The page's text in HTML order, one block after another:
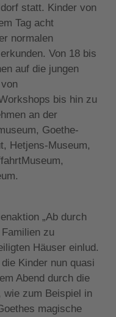
statt. Kinder von
Tag acht
normalen
Von 18 bis
auf die jungen
bis hin zu
an der
Goethe-
Hetjens-Museum,
„Ab durch
zu
Häuser einlud.
Kinder nun quasi
Abend durch die
wie zum Beispiel in
magische